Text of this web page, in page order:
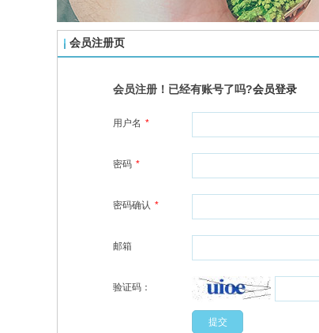
会员注册页
会员注册！已经有账号了吗?会员登录
用户名 *
密码 *
密码确认 *
邮箱
验证码：